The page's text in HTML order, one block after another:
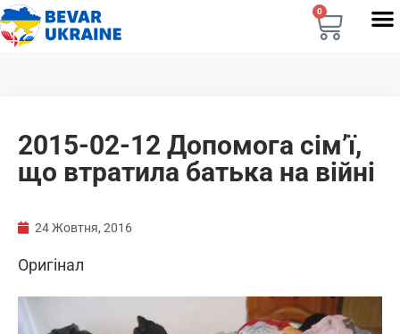
0
2015-02-12 Допомога сім’ї,
що втратила батька на війні
24 Жовтня, 2016
Оригінал